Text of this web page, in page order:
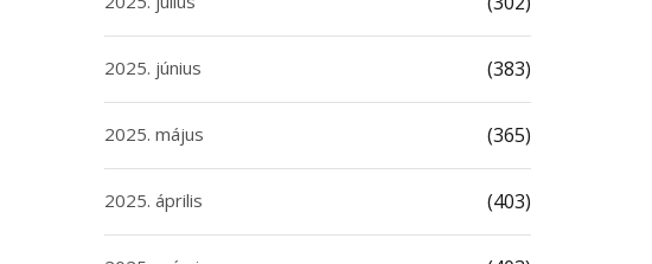
2025. június (383)
2025. május (365)
2025. április (403)